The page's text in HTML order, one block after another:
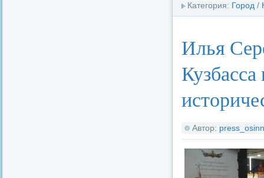
Категория: Город /
Илья
Автор: